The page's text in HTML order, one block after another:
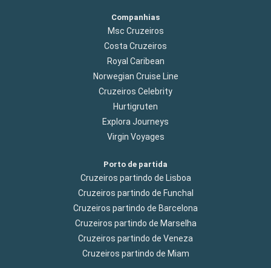
Companhias
Msc Cruzeiros
Costa Cruzeiros
Royal Caribean
Norwegian Cruise Line
Cruzeiros Celebrity
Hurtigruten
Explora Journeys
Virgin Voyages
Porto de partida
Cruzeiros partindo de Lisboa
Cruzeiros partindo de Funchal
Cruzeiros partindo de Barcelona
Cruzeiros partindo de Marselha
Cruzeiros partindo de Veneza
Cruzeiros partindo de Miam